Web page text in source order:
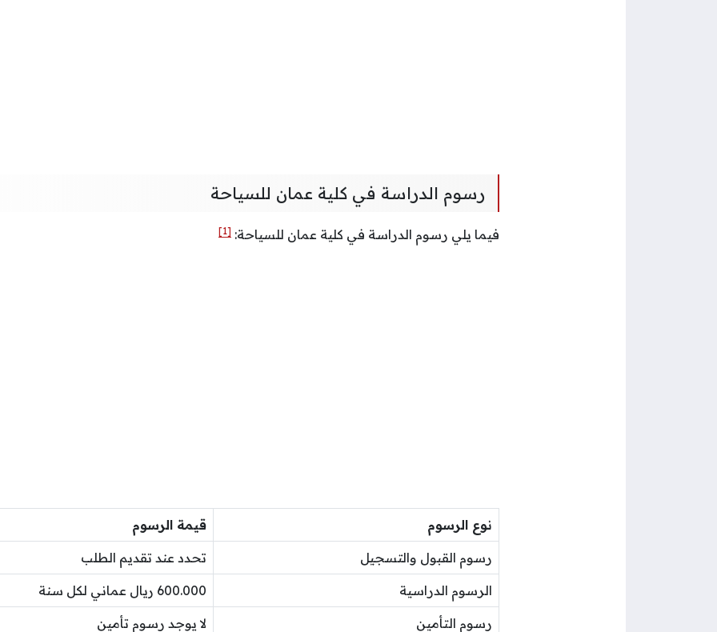
رسوم الدراسة في كلية عمان للسياحة
فيما يلي رسوم الدراسة في كلية عمان للسياحة: [1]
نوع الرسوم قيمة الرسوم
رسوم القبول والتسجيل تحدد عند تقديم الطلب
الرسوم الدراسية 600.000 ريال عماني لكل سنة
رسوم التأمين لا يوجد رسوم تأمين